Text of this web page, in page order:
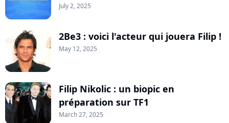
July 2, 2025
2Be3 : voici l'acteur qui jouera Filip !
May 12, 2025
Filip Nikolic : un biopic en
préparation sur TF1
March 27, 2025